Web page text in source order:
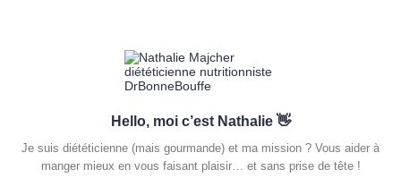
Hello, moi c’est Nathalie 👋
Je suis diététicienne (mais gourmande) et ma mission ? Vous aider à
manger mieux en vous faisant plaisir… et sans prise de tête !